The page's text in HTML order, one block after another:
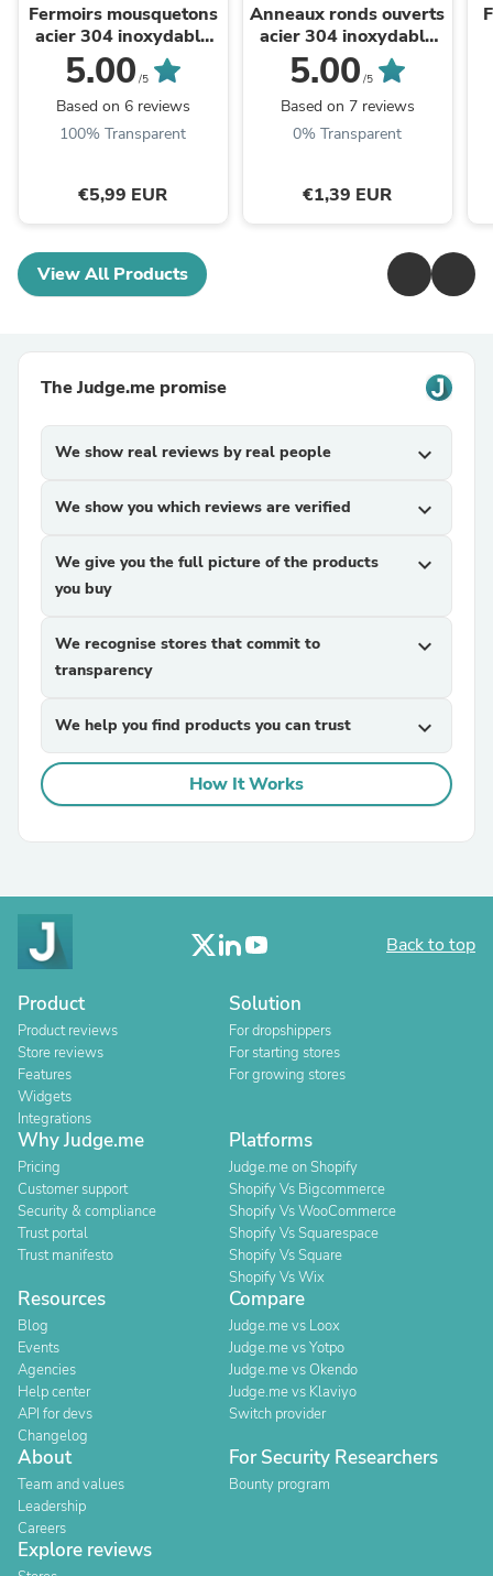
Fermoirs mousquetons
acier 304 inoxydable
doré IP 9mm, x5
(G0107)
5.00 /5
Based on 6 reviews
100% Transparent
€5,99 EUR
Anneaux ronds ouverts
acier 304 inoxydable
doré 6x1mm, x10 ou
x50 (G2089)
5.00 /5
Based on 7 reviews
0% Transparent
€1,39 EUR
View All Products
The Judge.me promise
We show real reviews by real people expand_more
We show you which reviews are verified expand_more
We give you the full picture of the products
you buy
expand_more
We recognise stores that commit to
transparency
expand_more
We help you find products you can trust expand_more
How It Works
Back to top
Product
Product reviews
Store reviews
Features
Widgets
Integrations
Solution
For dropshippers
For starting stores
For growing stores
Why Judge.me
Pricing
Customer support
Security & compliance
Trust portal
Trust manifesto
Platforms
Judge.me on Shopify
Shopify Vs Bigcommerce
Shopify Vs WooCommerce
Shopify Vs Squarespace
Shopify Vs Square
Shopify Vs Wix
Resources
Blog
Events
Agencies
Help center
API for devs
Changelog
Compare
Judge.me vs Loox
Judge.me vs Yotpo
Judge.me vs Okendo
Judge.me vs Klaviyo
Switch provider
About
Team and values
Leadership
Careers
For Security Researchers
Bounty program
Explore reviews